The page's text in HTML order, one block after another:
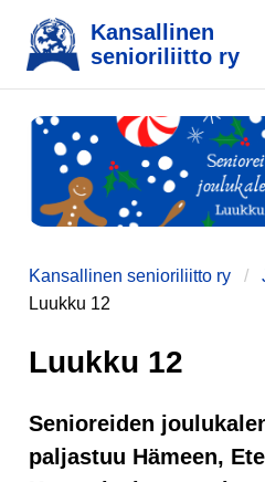
Kansallinen
senioriliitto ry
Kansallinen senioriliitto ry
Luukku 12
Luukku 12
Senioreiden
paljastuu Hämeen,